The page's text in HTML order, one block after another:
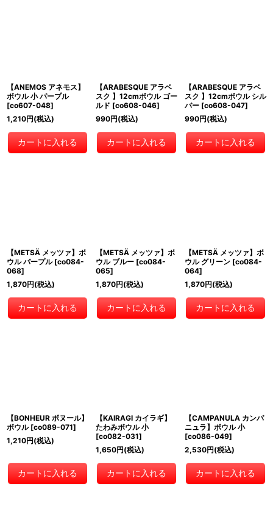
【ANEMOS アネモス】
ボウル 小 パープル
[co607-048]
1,210円(税込)
カートに入れる
【ARABESQUE アラベ
スク 】12cmボウル ゴー
ルド [co608-046]
990円(税込)
カートに入れる
【ARABESQUE アラベ
スク 】12cmボウル シル
バー [co608-047]
990円(税込)
カートに入れる
【METSÄ メッツァ】ボ
ウル パープル [co084-
068]
1,870円(税込)
カートに入れる
【METSÄ メッツァ】ボ
ウル ブルー [co084-
065]
1,870円(税込)
カートに入れる
【METSÄ メッツァ】ボ
ウル グリーン [co084-
064]
1,870円(税込)
カートに入れる
【BONHEUR ボヌール】
ボウル [co089-071]
1,210円(税込)
カートに入れる
【KAIRAGI カイラギ】
たわみボウル 小
[co082-031]
1,650円(税込)
カートに入れる
【CAMPANULA カンパ
ニュラ】ボウル 小
[co086-049]
2,530円(税込)
カートに入れる